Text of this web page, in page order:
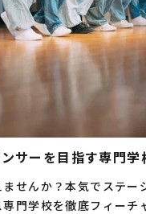
サーを目指す専門学
せんか？本気でステー
門学校を徹底フィーチ